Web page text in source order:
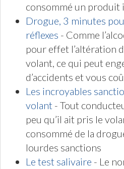
consommé un produit
Drogue, 3 minutes
réflexes - Comme
pour effet l’altération
volant, ce qui peut
d’accidents et vous
Les incroyables
volant - Tout
peu qu’il ait pris le
consommé de la
lourdes sanctions
Le test salivaire - Le